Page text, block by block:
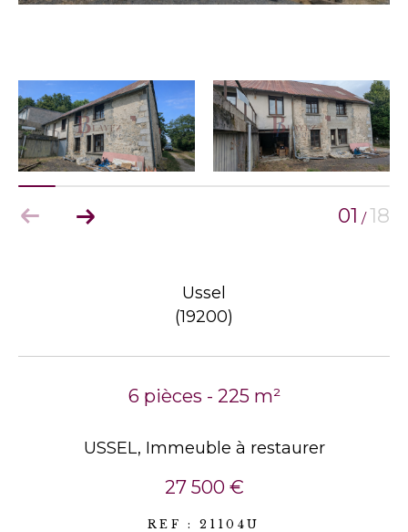
01 /18
Ussel
(19200)
6 pièces - 225 m²
USSEL, Immeuble à restaurer
27 500 €
REF : 21104U